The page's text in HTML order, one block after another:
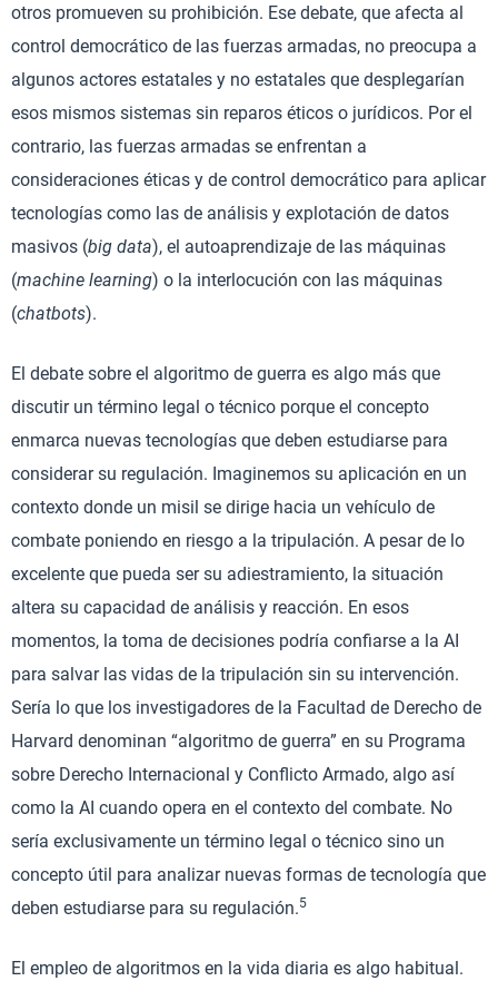
otros promueven su prohibición. Ese debate, que afecta al
control democrático de las fuerzas armadas, no preocupa a
algunos actores estatales y no estatales que desplegarían
esos mismos sistemas sin reparos éticos o jurídicos. Por el
contrario, las fuerzas armadas se enfrentan a
consideraciones éticas y de control democrático para aplicar
tecnologías como las de análisis y explotación de datos
masivos (big data), el autoaprendizaje de las máquinas
(machine learning) o la interlocución con las máquinas
(chatbots).
El debate sobre el algoritmo de guerra es algo más que
discutir un término legal o técnico porque el concepto
enmarca nuevas tecnologías que deben estudiarse para
considerar su regulación. Imaginemos su aplicación en un
contexto donde un misil se dirige hacia un vehículo de
combate poniendo en riesgo a la tripulación. A pesar de lo
excelente que pueda ser su adiestramiento, la situación
altera su capacidad de análisis y reacción. En esos
momentos, la toma de decisiones podría confiarse a la AI
para salvar las vidas de la tripulación sin su intervención.
Sería lo que los investigadores de la Facultad de Derecho de
Harvard denominan “algoritmo de guerra” en su Programa
sobre Derecho Internacional y Conflicto Armado, algo así
como la AI cuando opera en el contexto del combate. No
sería exclusivamente un término legal o técnico sino un
concepto útil para analizar nuevas formas de tecnología que
deben estudiarse para su regulación.5
El empleo de algoritmos en la vida diaria es algo habitual.